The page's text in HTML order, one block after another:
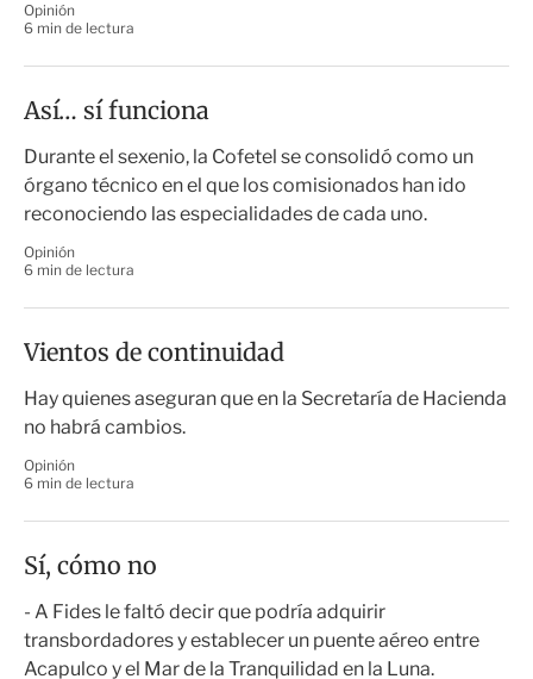
Opinión
6 min de lectura
Así… sí funciona
Durante el sexenio, la Cofetel se consolidó como un
órgano técnico en el que los comisionados han ido
reconociendo las especialidades de cada uno.
Opinión
6 min de lectura
Vientos de continuidad
Hay quienes aseguran que en la Secretaría de Hacienda
no habrá cambios.
Opinión
6 min de lectura
Sí, cómo no
- A Fides le faltó decir que podría adquirir
transbordadores y establecer un puente aéreo entre
Acapulco y el Mar de la Tranquilidad en la Luna.